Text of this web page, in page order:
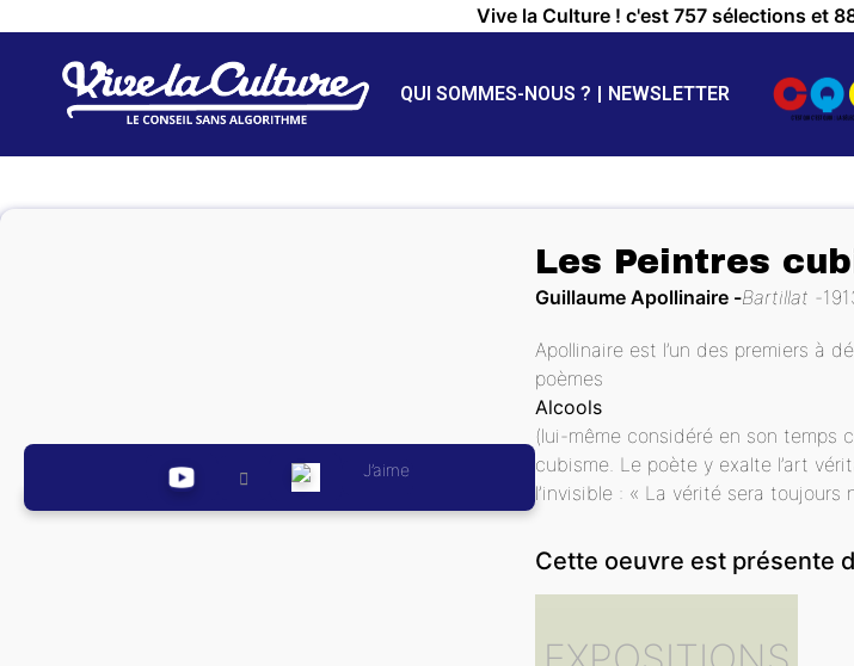
Vive la Culture ! c'est 757 sélections et
QUI SOMMES-NOUS ? NEWSLETTER
J’aime
Les Peintres
Guillaume Apollinaire Bartillat
Apollinaire est l’un des premiers à
poèmes
Alcools
(lui-même considéré en son temps
cubisme. Le poète y exalte l’art
l’invisible : « La vérité sera toujours
Cette oeuvre est présente